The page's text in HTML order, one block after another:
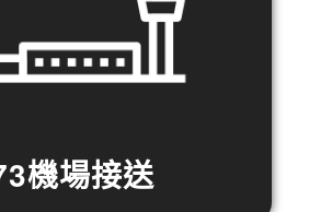
機場接送